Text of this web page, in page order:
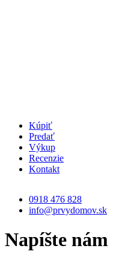
Kúpiť
Predať
Výkup
Recenzie
Kontakt
0918 476 828
info@prvydomov.sk
Napíšte nám